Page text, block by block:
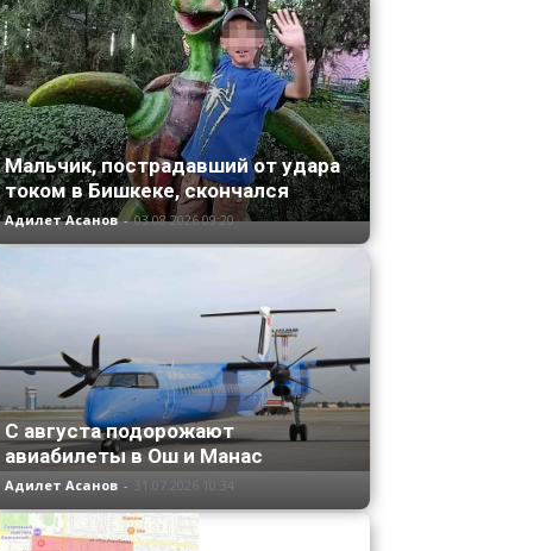
Мальчик, пострадавший от удара
током в Бишкеке, скончался
Адилет Асанов - 03.08.2026 09:20
С августа подорожают
авиабилеты в Ош и Манас
Адилет Асанов - 31.07.2026 10:34